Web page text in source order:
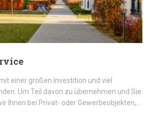
einer großen Investition und viel
Um Teil davon zu übernehmen und Sie
Ihnen bei Privat- oder Gewerbeobjekten,…